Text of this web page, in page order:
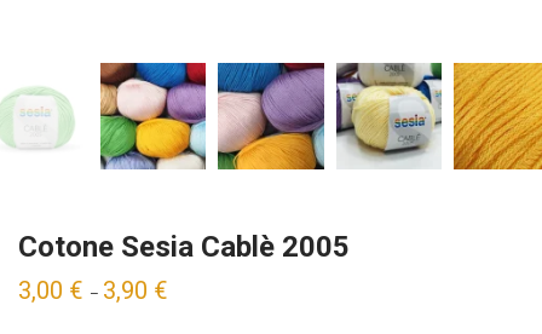
Cotone Sesia Cablè 2005
3,00 € – 3,90 €